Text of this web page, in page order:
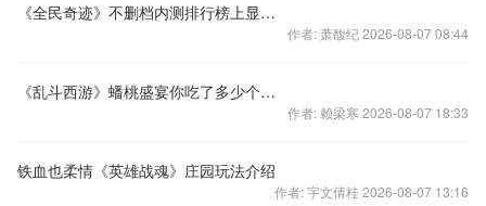
《全民奇迹》不删档内测排行榜上显实力 表现喜人
作者: 萧馥纪 2026-08-07 08:44
《乱斗西游》蟠桃盛宴你吃了多少个桃子
作者: 赖梁寒 2026-08-07 18:33
铁血也柔情《英雄战魂》庄园玩法介绍
作者: 宇文倩桂 2026-08-07 13:16